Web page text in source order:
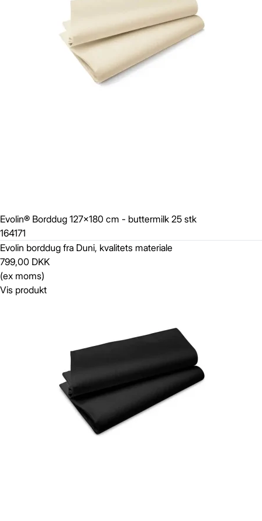
Evolin® Borddug 127x180 cm - buttermilk 25 stk
164171
Evolin borddug fra Duni, kvalitets materiale
799,00 DKK
(ex moms)
Vis produkt